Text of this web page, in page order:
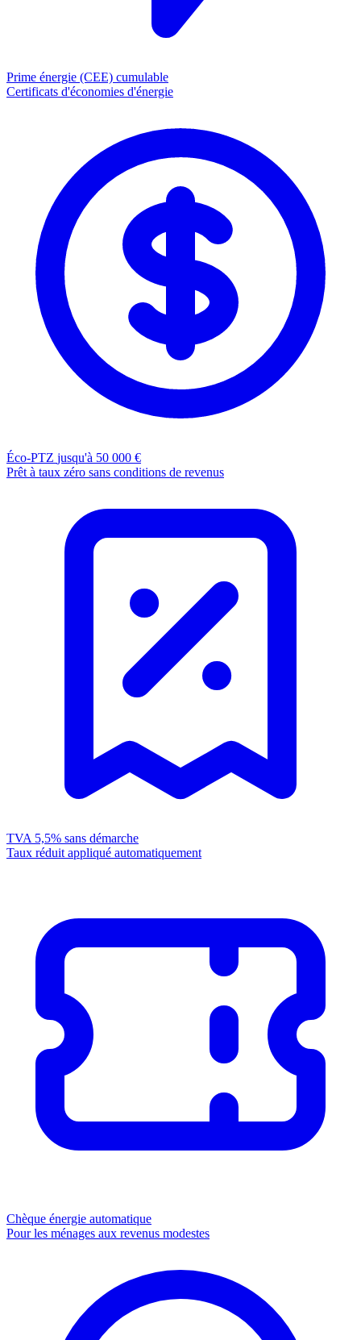
Prime énergie (CEE) cumulable
Certificats d'économies d'énergie
Éco-PTZ jusqu'à 50 000 €
Prêt à taux zéro sans conditions de revenus
TVA 5,5% sans démarche
Taux réduit appliqué automatiquement
Chèque énergie automatique
Pour les ménages aux revenus modestes